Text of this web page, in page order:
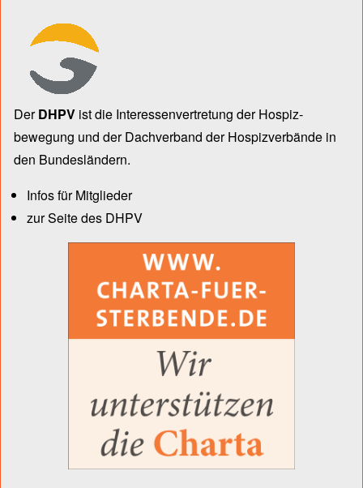
DerDHPV ist die Inter­essen­ver­tre­tung der Hospiz­
bewegung und der Dach­verband der Hospiz­verbände in
den Bun­des­län­dern.
Infos für Mitglieder
zur Seite des DHPV